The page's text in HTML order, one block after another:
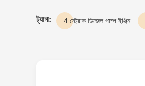
ট্যাগ: 4 স্ট্রোক ডিজেল পাম্প ইঞ্জিন